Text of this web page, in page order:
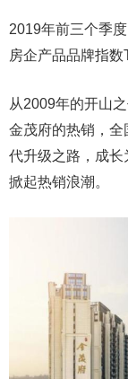
2019年前三个季
房企产品品牌指数
从2009年的开山
金茂府的热销，
代升级之路，成
掀起热销浪潮。